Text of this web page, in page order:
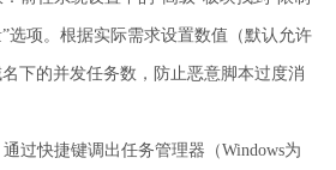
选项。根据实际需求设置数值（默认允许
下的并发任务数，防止恶意脚本过度消
过快捷键调出任务管理器（Windows为